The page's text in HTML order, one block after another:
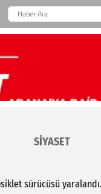
SİYASET
sürücüsü yaralandı.